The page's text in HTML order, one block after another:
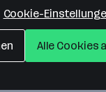
Cookie-
Alle Cookies